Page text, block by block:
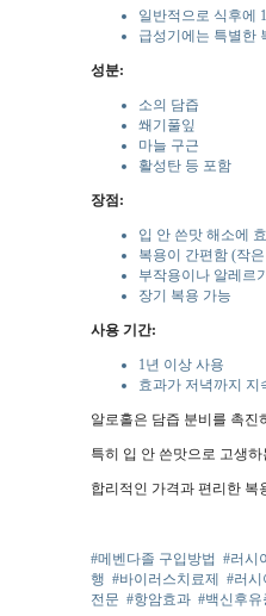
일반적으로 식후에
급성기에는 특별한
성분:
소의 담즙
쐐기풀잎
마늘 구근
활성탄 등 포함
장점:
입 안 쓴맛 해소에
복용이 간편함 (작
부작용이나 알레르
장기 복용 가능
사용 기간:
1년 이상 사용
효과가 저녁까지 지
알로홀은 담즙 분비를 촉진
특히 입 안 쓴맛으로 고생
합리적인 가격과 편리한
#메벤다졸 구입방법 #러시
행 #바이러스치료제
#러시
전문 #항암효과 #백신후유